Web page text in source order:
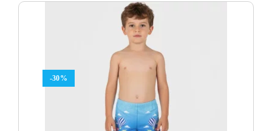
16.00€.
-30%